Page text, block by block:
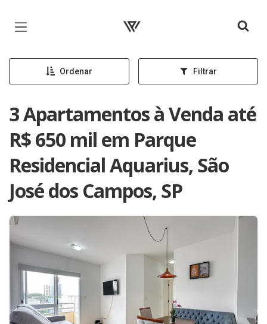
Página inicial
Ordenar Filtrar
3 Apartamentos à Venda até
R$ 650 mil em Parque
Residencial Aquarius, São
José dos Campos, SP